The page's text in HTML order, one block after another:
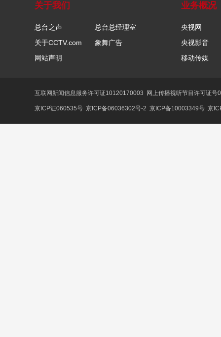
关于我们
总台之声
总台总经理室
关于CCTV.com
象舞广告
网站声明
业务概况
央视网
央视影音
移动传媒
互联网新闻信息服务许可证10120170003 网上传播视听节目许可证
京ICP证060535号 京ICP备06036302号-2 京ICP备10003349号 京